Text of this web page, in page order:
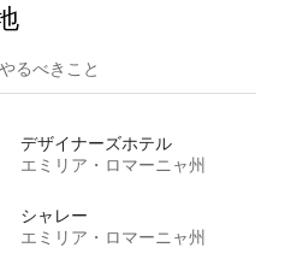
やるべきこと
デザイナーズホテル
エミリア・ロマーニャ州
シャレー
エミリア・ロマーニャ州